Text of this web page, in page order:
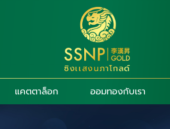
แคตตาล็อก ออมทองกับเรา